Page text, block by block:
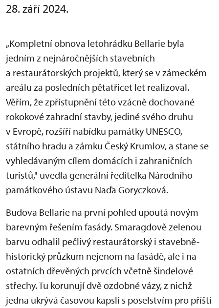
28. září 2024.
„Kompletní obnova letohrádku Bellarie byla
jedním z nejnáročnějších stavebních
a restaurátorských projektů, který se v zámeckém
areálu za posledních pětatřicet let realizoval.
Věřím, že zpřístupnění této vzácně dochované
rokokové zahradní stavby, jediné svého druhu
v Evropě, rozšíří nabídku památky UNESCO,
státního hradu a zámku Český Krumlov, a stane se
vyhledávaným cílem domácích i zahraničních
turistů," uvedla generální ředitelka Národního
památkového ústavu Naďa Goryczková.
Budova Bellarie na první pohled upoutá novým
barevným řešením fasády. Smaragdově zelenou
barvu odhalil pečlivý restaurátorský i stavebně-
historický průzkum nejenom na fasádě, ale i na
ostatních dřevěných prvcích včetně šindelové
střechy. Tu korunují dvě ozdobné vázy, z nichž
jedna ukrývá časovou kapsli s poselstvím pro příští